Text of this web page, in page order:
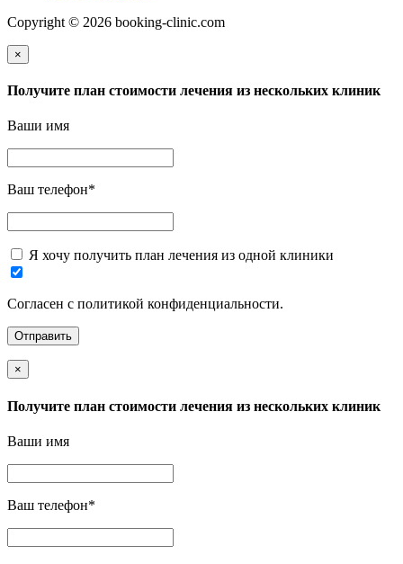
Copyright © 2026 booking-clinic.com
×
Получите план стоимости лечения из нескольких клиник
Ваши имя
Ваш телефон*
Я хочу получить план лечения из одной клиники
Согласен с политикой конфиденциальности.
×
Получите план стоимости лечения из нескольких клиник
Ваши имя
Ваш телефон*